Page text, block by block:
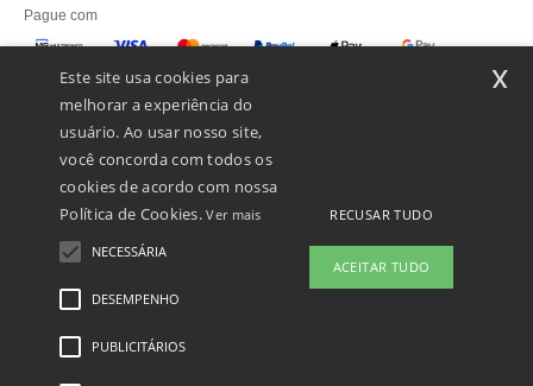
Pague com
Enviamos com
Menções Legais-Política de Privacidade
Este site usa cookies para
melhorar a experiência do
usuário. Ao usar nosso site,
você concorda com todos os
cookies de acordo com nossa
Política de Cookies.Ver mais
NECESSÁRIA
DESEMPENHO
PUBLICITÁRIOS
RECUSAR TUDO
ACEITAR TUDO
x